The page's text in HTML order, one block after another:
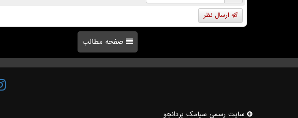
ارسال نظر
صفحه مطالب
سایت رسمی سیامك یزدانجو